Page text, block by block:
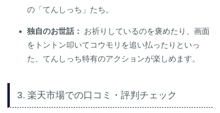
の「てんしっち」たち。
独自のお世話：
お祈りしているのを褒めたり、画面
をトントン叩いてコウモリを追い払ったりといっ
た、てんしっち特有のアクションが楽しめます。
3. 楽天市場での口コミ・評判チェック